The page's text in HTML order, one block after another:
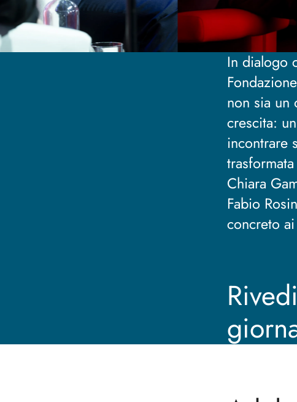
In dialogo
non sia un
crescita:
incontrare
Chiara
Fabio
concreto